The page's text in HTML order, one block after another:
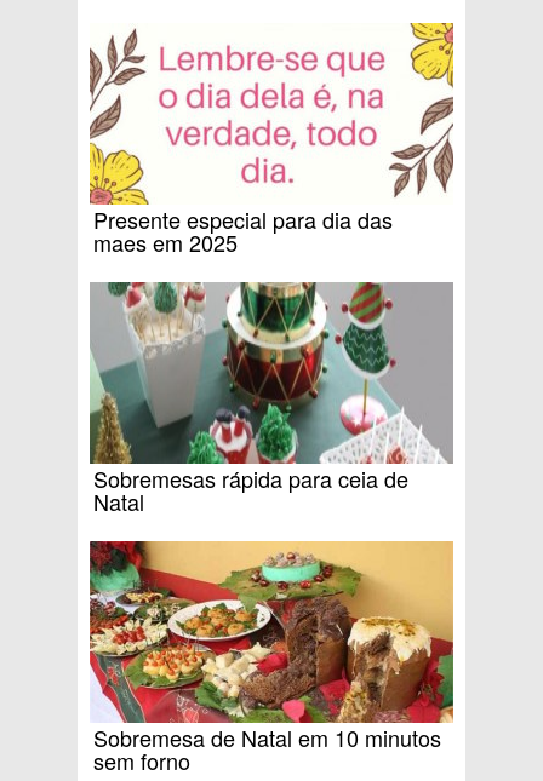
Presente especial para dia das
maes em 2025
Sobremesas rápida para ceia de
Natal
Sobremesa de Natal em 10 minutos
sem forno